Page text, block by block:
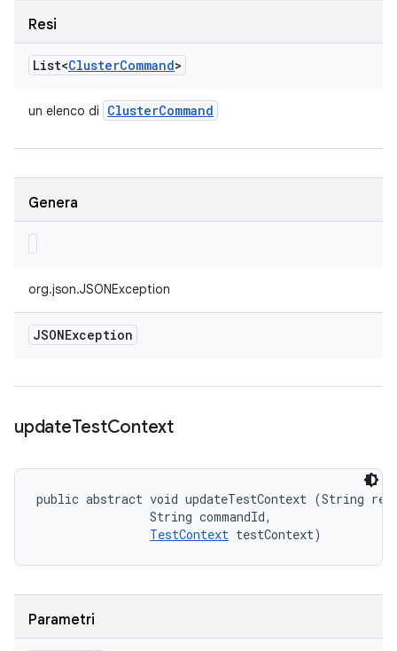
Resi
List<ClusterCommand>
un elenco di ClusterCommand
Genera
org.json.JSONException
JSONException
updateTestContext
public abstract void updateTestContext (String
                String commandId,
TestContext testContext)
Parametri